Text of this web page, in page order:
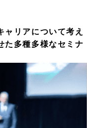
リアについて考え
た多種多様なセミナ